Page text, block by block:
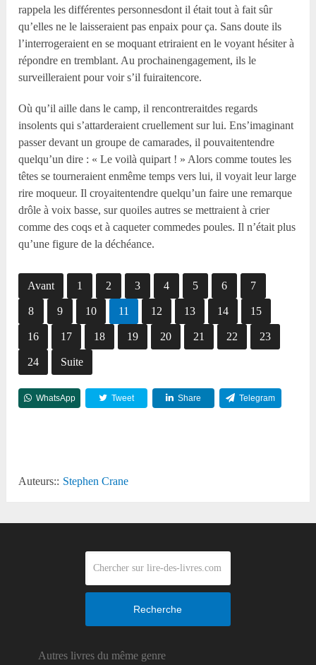
rappela les différentes personnesdont il était tout à fait sûr
qu’elles ne le laisseraient pas enpaix pour ça. Sans doute ils
l’interrogeraient en se moquant etriraient en le voyant hésiter à
répondre en tremblant. Au prochainengagement, ils le
surveilleraient pour voir s’il fuiraitencore.
Où qu’il aille dans le camp, il rencontreraitdes regards
insolents qui s’attarderaient cruellement sur lui. Ens’imaginant
passer devant un groupe de camarades, il pouvaitentendre
quelqu’un dire : « Le voilà quipart ! » Alors comme toutes les
têtes se tourneraient enmême temps vers lui, il voyait leur large
rire moqueur. Il croyaitentendre quelqu’un faire une remarque
drôle à voix basse, sur quoiles autres se mettraient à crier
comme des coqs et à caqueter commedes poules. Il n’était plus
qu’une figure de la déchéance.
Avant 1 2 3 4 5 6 7
8 9 10 11 12 13 14 15
16 17 18 19 20 21 22 23
24 Suite
WhatsApp Tweet Share Telegram
Auteurs:: Stephen Crane
Recherche
Autres livres du même genre